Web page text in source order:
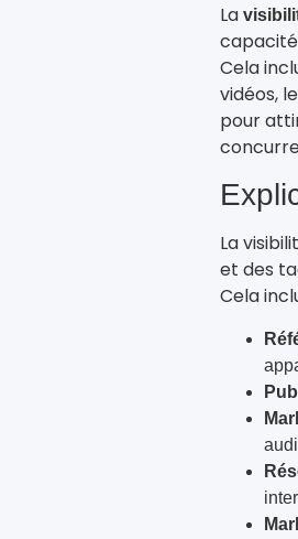
La
capacité
Cela
vidéos,
pour
La
et des
Cela